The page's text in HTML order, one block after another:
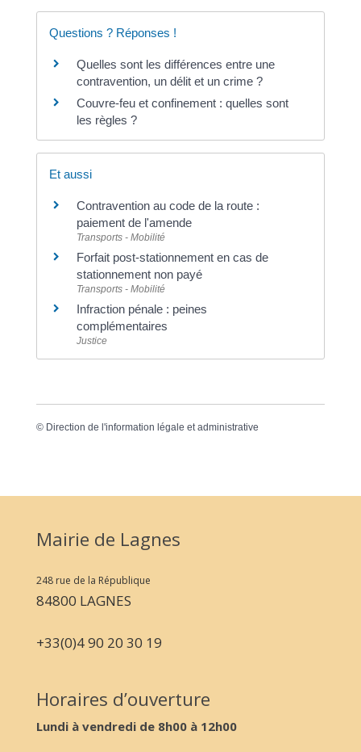
Questions ? Réponses !
Quelles sont les différences entre une
contravention, un délit et un crime ?
Couvre-feu et confinement : quelles sont
les règles ?
Et aussi
Contravention au code de la route :
paiement de l'amende
Transports - Mobilité
Forfait post-stationnement en cas de
stationnement non payé
Transports - Mobilité
Infraction pénale : peines
complémentaires
Justice
© Direction de l'information légale et administrative
Mairie de Lagnes
248 rue de la République
84800 LAGNES
+33(0)4 90 20 30 19
Horaires d’ouverture
Lundi à vendredi de 8h00 à 12h00